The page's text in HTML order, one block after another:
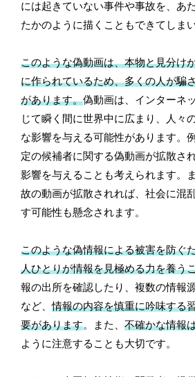
には起きていない事件や事故を、あ
たかのように描くこともできてしまい
このような偽動画は、本物と見分け
に作られているため、多くの人が騙
があります。偽動画は、インターネ
じて瞬く間に世界中に広まり、人々
な影響を与える可能性があります。
定の候補者に関する偽動画が拡散さ
影響を与えることも考えられます。
故の動画が拡散されれば、社会に混
す可能性も懸念されます。
このような偽情報による被害を防ぐ
人ひとりが情報を見極める力を養う
報の出所を確認したり、複数の情報
など、情報の内容を慎重に吟味する
要があります。また、不確かな情報
ように注意することも大切です。